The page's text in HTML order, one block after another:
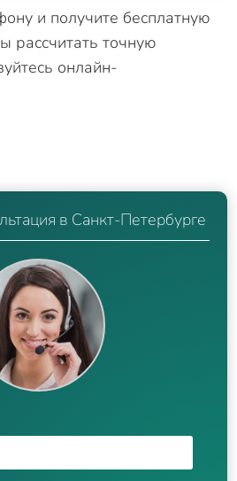
и получите бесплатную
рассчитать точную
онлайн-
в Санкт-Петербурге